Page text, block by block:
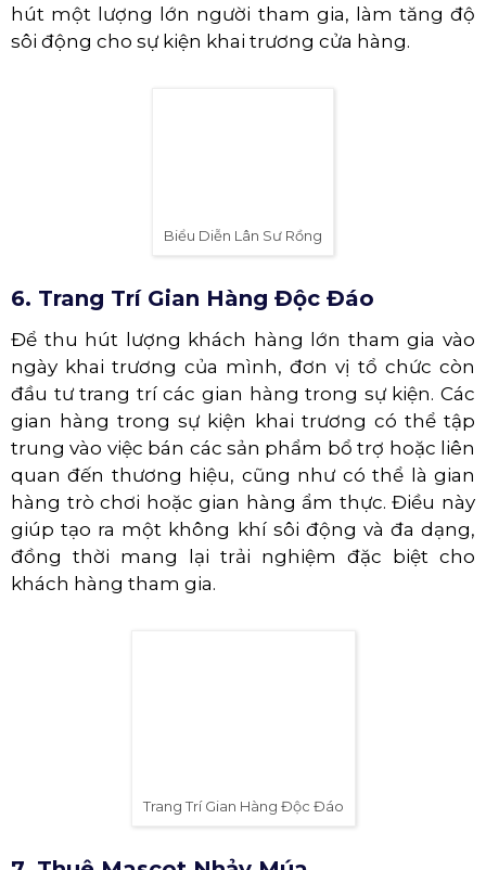
hút một lượng lớn người tham gia, làm tăng độ
sôi động cho sự kiện khai trương cửa hàng.
Biểu Diễn Lân Sư Rồng
quan đến thương hiệu, cũng như có thể là gian
giúp tạo ra một không khí sôi động và đa dạng,